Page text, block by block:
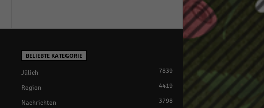
BELIEBTE KATEGORIE
Jülich 7839
Region 4419
Nachrichten 3798